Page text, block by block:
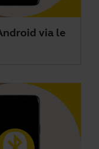
via le